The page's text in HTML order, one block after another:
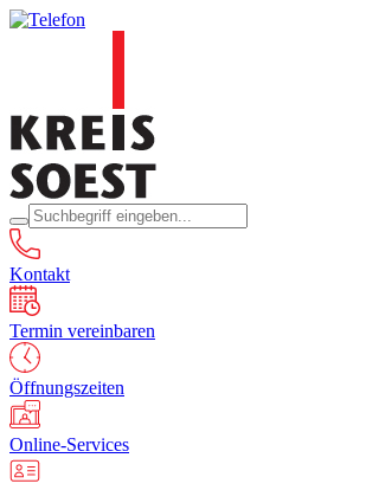
Kontakt
Termin vereinbaren
Öffnungszeiten
Online-Services